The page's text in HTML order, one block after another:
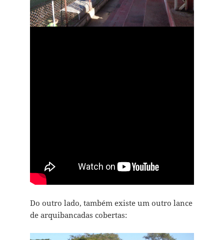
Do outro lado, também existe um outro lance
de arquibancadas cobertas: